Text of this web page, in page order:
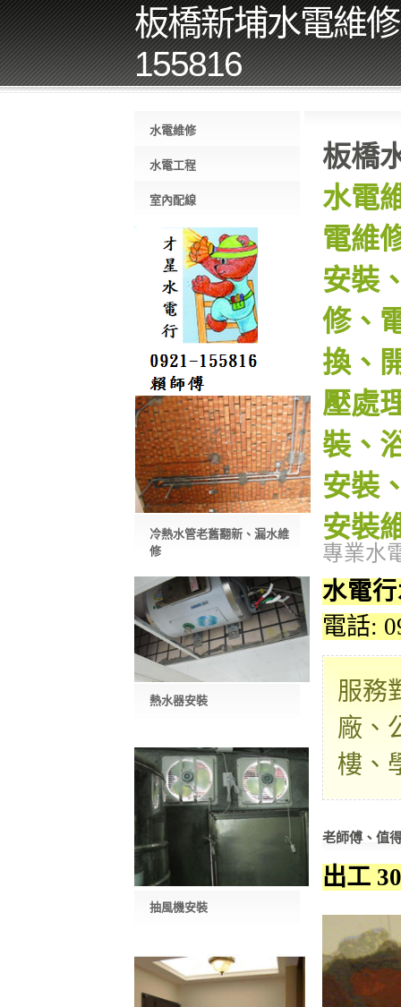
板橋新埔水電維
155816
水電維修
水電工程
室內配線
冷熱水管老舊翻新、漏水維
修
熱水器安裝
抽風機安裝
板橋
水電
電維
安裝
修、
換、
壓處
裝、
安裝
安裝
專業水
水電
電話:
服務
廠、
樓、
老師傅、值
出工